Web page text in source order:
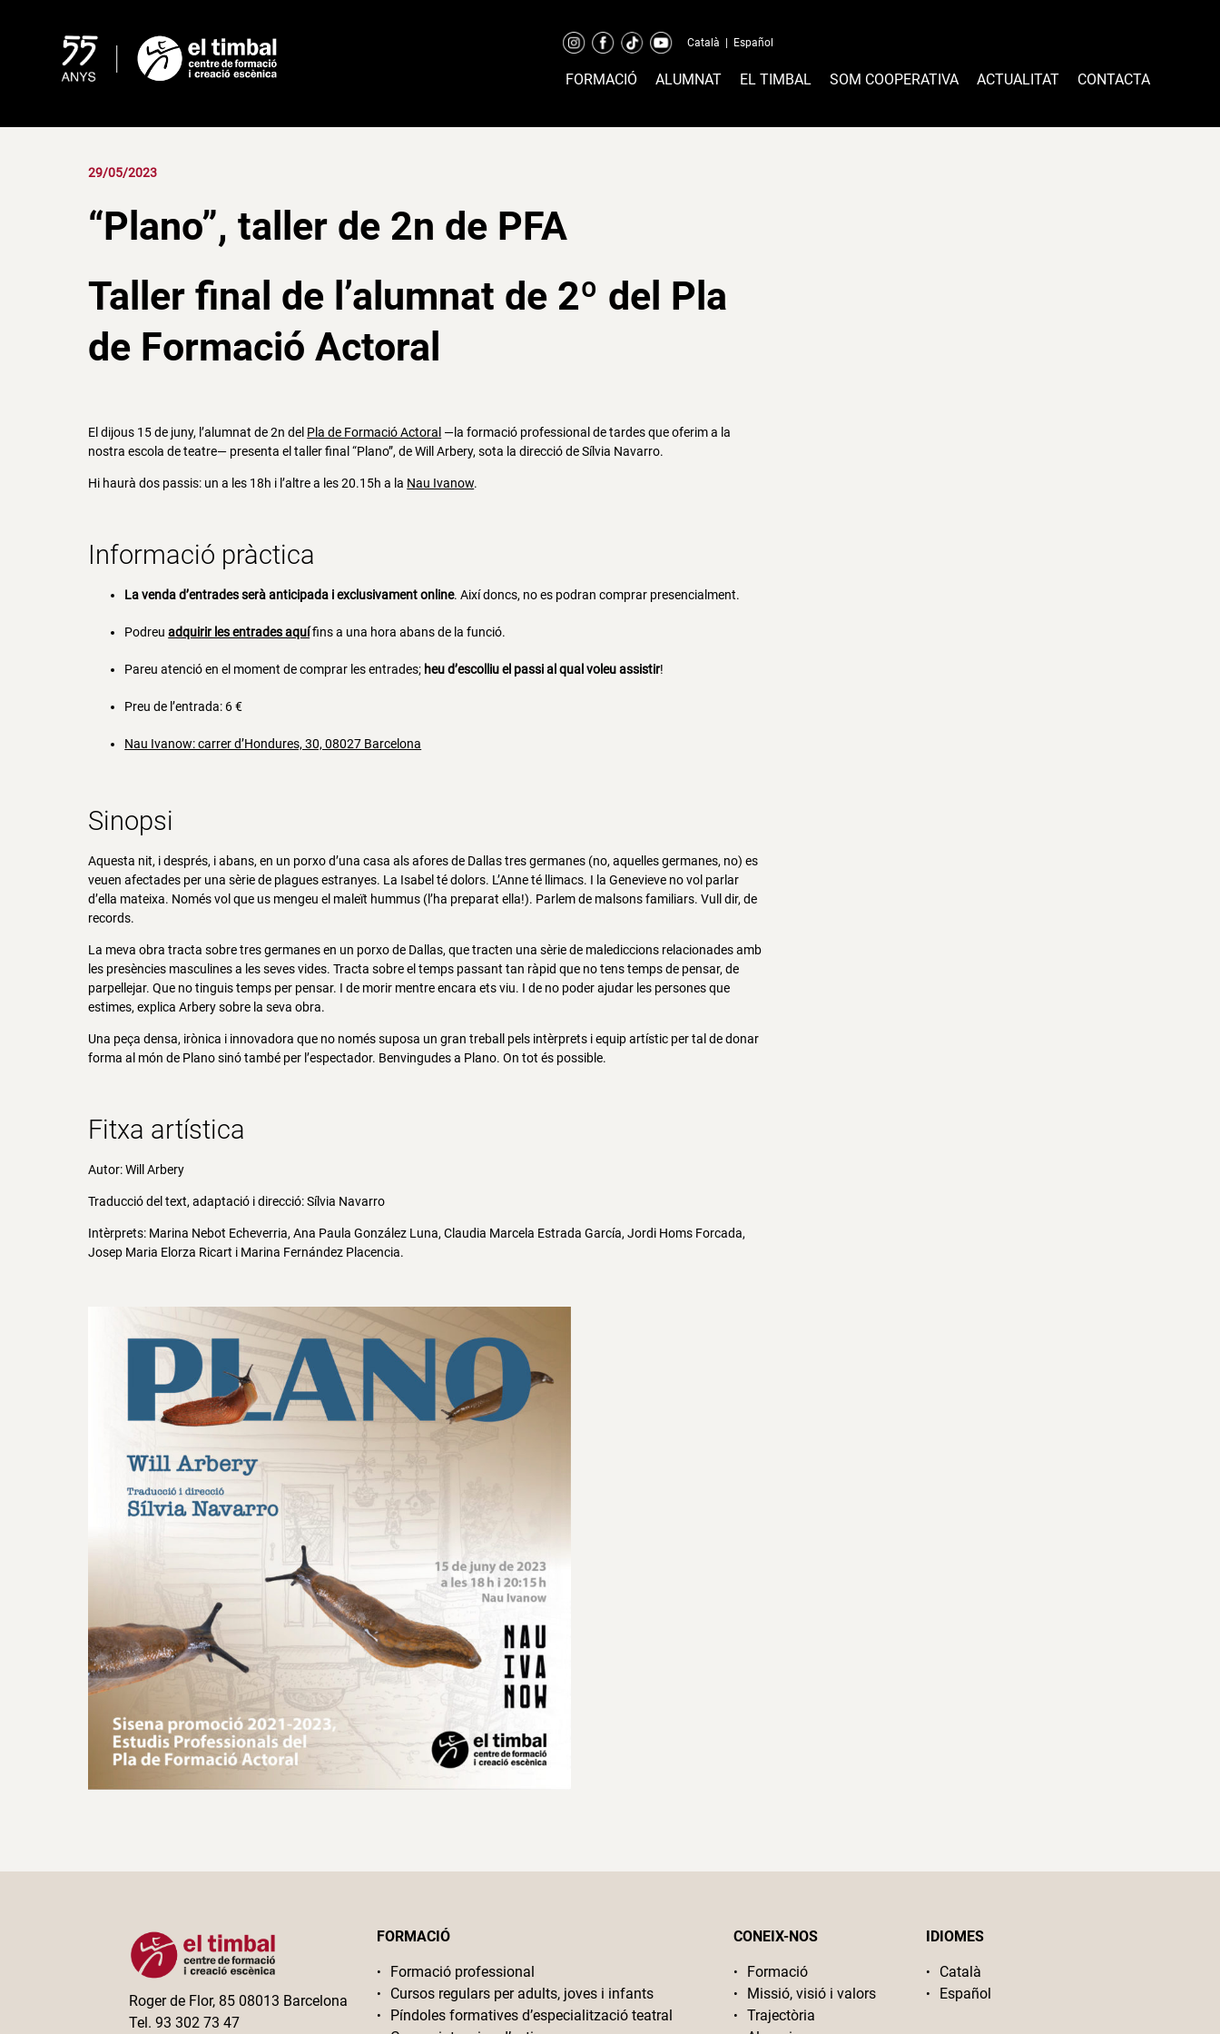
Català Español
FORMACIÓ ALUMNAT EL TIMBAL SOM COOPERATIVA ACTUALITAT CONTACTA
29/05/2023
“Plano”, taller de 2n de PFA
Taller final de l’alumnat de 2º del Pla
de Formació Actoral
El dijous 15 de juny, l’alumnat de 2n del Pla de Formació Actoral —la formació professional de tardes que oferim a la
nostra escola de teatre— presenta el taller final “Plano”, de Will Arbery, sota la direcció de Sílvia Navarro.
Hi haurà dos passis: un a les 18h i l’altre a les 20.15h a la Nau Ivanow.
Informació pràctica
La venda d’entrades serà anticipada i exclusivament online. Així doncs, no es podran comprar presencialment.
Podreuadquirir les entrades aquífins a una hora abans de la funció.
Pareu atenció en el moment de comprar les entrades; heu d’escolliu el passi al qual voleu assistir!
Preu de l’entrada: 6 €
Nau Ivanow: carrer d’Hondures, 30, 08027 Barcelona
Sinopsi
Aquesta nit, i després, i abans, en un porxo d’una casa als afores de Dallas tres germanes (no, aquelles germanes, no) es
veuen afectades per una sèrie de plagues estranyes. La Isabel té dolors. L’Anne té llimacs. I la Genevieve no vol parlar
d’ella mateixa. Només vol que us mengeu el maleït hummus (l’ha preparat ella!). Parlem de malsons familiars. Vull dir, de
records.
La meva obra tracta sobre tres germanes en un porxo de Dallas, que tracten una sèrie de malediccions relacionades amb
les presències masculines a les seves vides. Tracta sobre el temps passant tan ràpid que no tens temps de pensar, de
parpellejar. Que no tinguis temps per pensar. I de morir mentre encara ets viu. I de no poder ajudar les persones que
estimes, explica Arbery sobre la seva obra.
Una peça densa, irònica i innovadora que no només suposa un gran treball pels intèrprets i equip artístic per tal de donar
forma al món de Plano sinó també per l’espectador. Benvingudes a Plano. On tot és possible.
Fitxa artística
Autor: Will Arbery
Traducció del text, adaptació i direcció: Sílvia Navarro
Intèrprets: Marina Nebot Echeverria, Ana Paula González Luna, Claudia Marcela Estrada García, Jordi Homs Forcada,
Josep Maria Elorza Ricart i Marina Fernández Placencia.
Roger de Flor, 85 08013 Barcelona
Tel. 93 302 73 47
FORMACIÓ
Formació professional
Cursos regulars per adults, joves i infants
Píndoles formatives d’especialització teatral
CONEIX-NOS
Formació
Missió, visió i valors
Trajectòria
IDIOMES
Català
Español